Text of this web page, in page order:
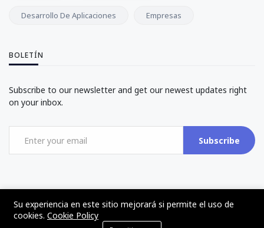
Desarrollo De Aplicaciones Empresas
BOLETÍN
Subscribe to our newsletter and get our newest updates right
on your inbox.
Subscribe
©2017 - 2024 - The Web Tier - Todos los derechos reservados
Su experiencia en este sitio mejorará si permite el uso de
cookies. Cookie Policy